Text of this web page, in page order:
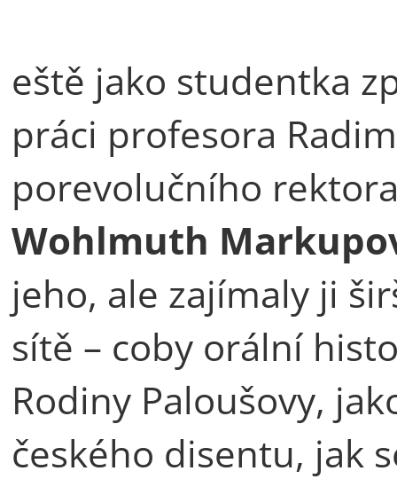
eště jako studentka
práci profesora
porevolučního
Wohlmuth
jeho, ale zajímaly ji
sítě – coby orální
Rodiny Paloušovy,
českého disentu, jak